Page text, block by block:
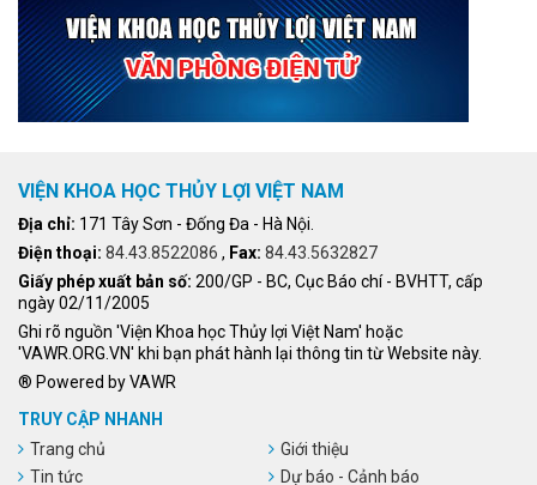
VIỆN KHOA HỌC THỦY LỢI VIỆT NAM
Địa chỉ: 171 Tây Sơn - Đống Đa - Hà Nội.
Điện thoại: 84.43.8522086 , Fax: 84.43.5632827
Giấy phép xuất bản số: 200/GP - BC, Cục Báo chí - BVHTT, cấp
ngày 02/11/2005
Ghi rõ nguồn 'Viện Khoa học Thủy lợi Việt Nam' hoặc
'VAWR.ORG.VN' khi bạn phát hành lại thông tin từ Website này.
® Powered by VAWR
TRUY CẬP NHANH
Trang chủ
Giới thiệu
Tin tức
Dự báo - Cảnh báo